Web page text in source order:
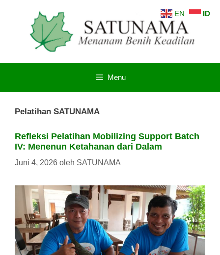
Menu
Pelatihan SATUNAMA
Refleksi Pelatihan Mobilizing Support Batch
IV: Menenun Ketahanan dari Dalam
Juni 4, 2026 oleh SATUNAMA
EN ID